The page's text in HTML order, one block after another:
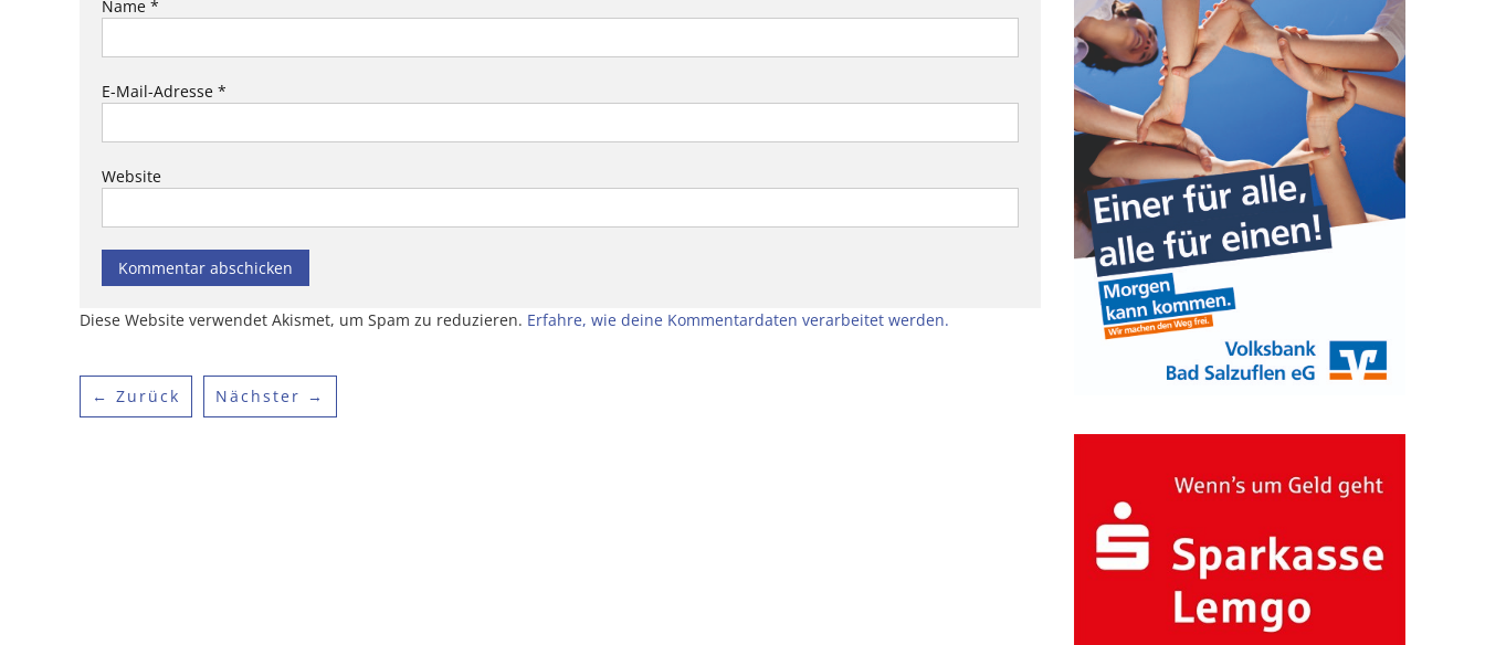
Name *
E-Mail-Adresse *
Website
Diese Website verwendet Akismet, um Spam zu reduzieren. Erfahre, wie deine Kommentardaten verarbeitet werden.
← Zurück Nächster →